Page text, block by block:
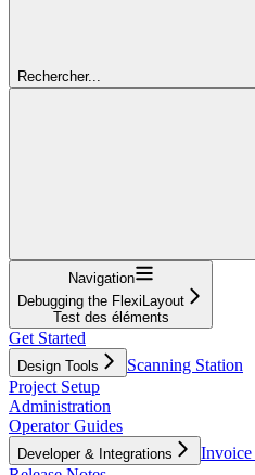
Rechercher...
Navigation
Debugging the FlexiLayout
Test des éléments
Get Started
Design Tools
Scanning Station
Project Setup
Administration
Operator Guides
Developer & Integrations
Invoice